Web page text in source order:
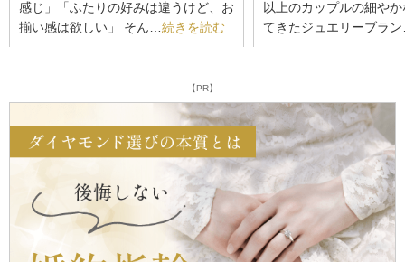
感じ」「ふたりの好みは違うけど、お
揃い感は欲しい」 そん…続きを読む
以上のカップルの細や
てきたジュエリーブラ
【PR】